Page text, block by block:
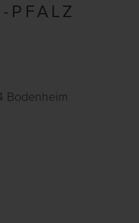
PFALZ
Bodenheim